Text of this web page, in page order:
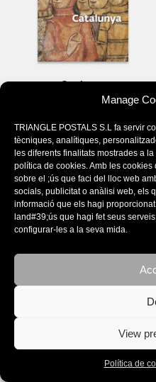
Manage
TRIANGLE POSTALS S.L fa servir
tècniques, analítiques,
les diferents finalitats mostrades a
política de cookies. Amb les
sobre el ;ús que faci del lloc web
socials, publicitat o anàlisi web, els
informació que els hagi
land#39;ús que hagi fet seus
configurar-les a la seva mida.
View
Política de
Catalunya